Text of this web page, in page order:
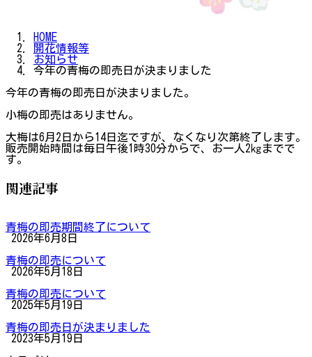
HOME
開花情報等
お知らせ
今年の青梅の即売日が決まりました
今年の青梅の即売日が決まりました。
小梅の即売はありません。
大梅は6月2日から14日迄ですが、なくなり次第終了します。
販売開始時間は毎日午後1時30分からで、お一人2㎏までで
す。
関連記事
青梅の即売期間終了について
2026年6月8日
青梅の即売について
2026年5月18日
青梅の即売について
2025年5月19日
青梅の即売日が決まりました
2023年5月19日